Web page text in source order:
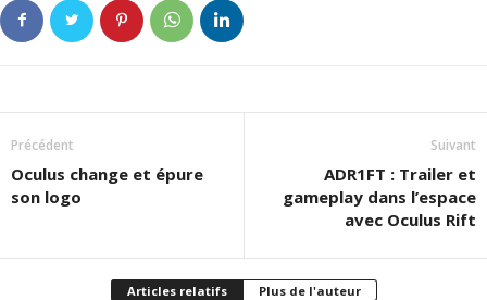
Précédent
Oculus change et épure
son logo
Suivant
ADR1FT : Trailer et
gameplay dans l’espace
avec Oculus Rift
Articles relatifs Plus de l'auteur